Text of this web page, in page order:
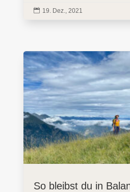
 19. Dez., 2021
So bleibst du in